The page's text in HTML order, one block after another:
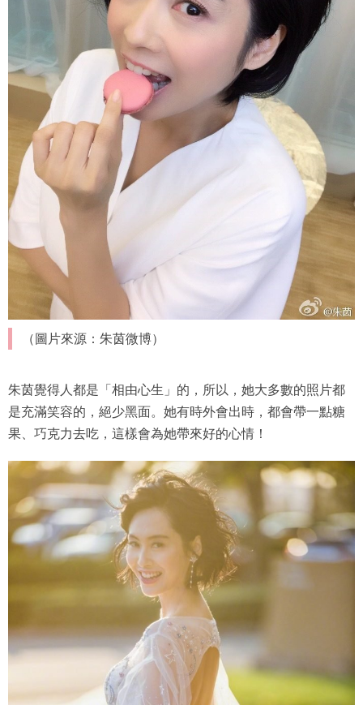
（圖片來源：朱茵微博）
朱茵覺得人都是「相由心生」的，所以，她大多數的照片都
是充滿笑容的，絕少黑面。她有時外會出時，都會帶一點糖
果、巧克力去吃，這樣會為她帶來好的心情！